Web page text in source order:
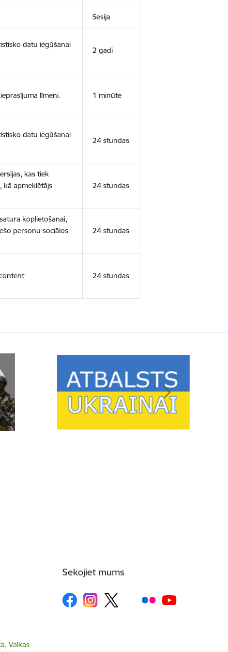
Sesija
datu iegūšanai
2 gadi
līmeni. 1 minūte
datu iegūšanai
24 stundas
kas tiek
kā apmeklētājs
24 stundas
koplietošanai,
personu sociālos
24 stundas
24 stundas
Valkas
Sekojiet mums